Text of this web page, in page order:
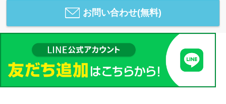
お問い合わせ(無料)